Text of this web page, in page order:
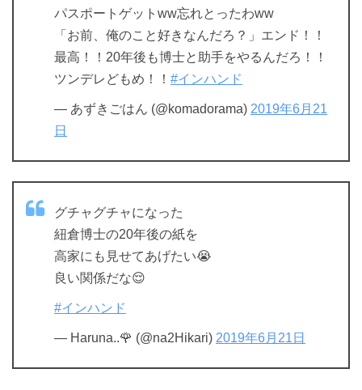
パスポートゲットww忘れとったわww
「お前、俺のこと好きなんだろ？」エンド！！
最高！！20年後も博士と助手をやるんだろ！！
ツンデレどもめ！！ #インハンド
— あずきごはん (@komadorama) 2019年6月21
日
グチャグチャになった
紐倉博士の20年後の紙を
高家にも見せてあげたい😭
良い関係だな😌
#インハンド
— Haruna..🌹 (@na2Hikari) 2019年6月21日